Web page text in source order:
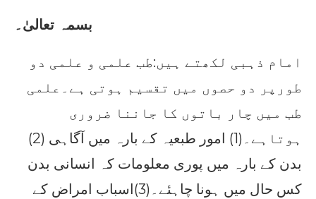
بسمہ تعالیٰ۔
امام ذہبی لکھتے ہیں:طب علمی و علمی دو
طورپر دو حصوں میں تقسیم ہوتی ہے۔علمی
طب میں چار باتوں کا جاننا ضروری
ہوتاہے۔(1) امور طبعیہ کے بارہ میں آگاہی (2)
بدن کے بارہ میں پوری معلومات کہ انسانی بدن
کس حال میں ہونا چاہئے۔(3)اسباب امراض کے